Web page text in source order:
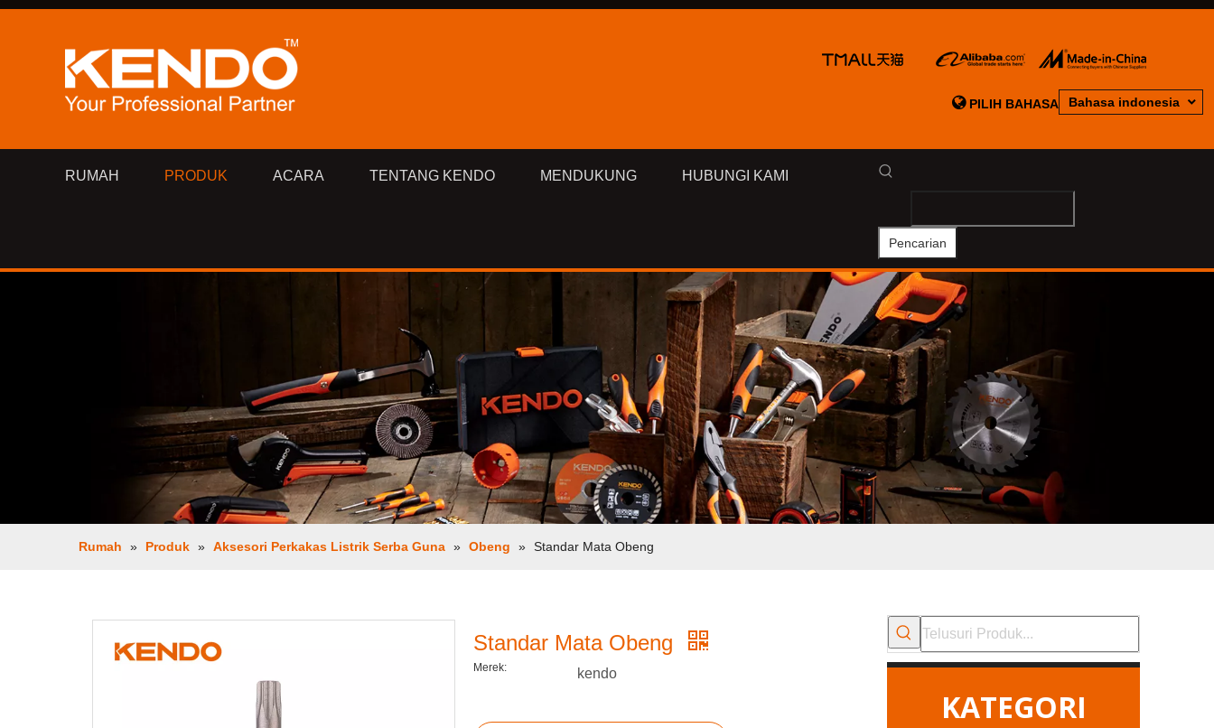
PILIH BAHASA Bahasa indonesia
RUMAH PRODUK ACARA TENTANG KENDO MENDUKUNG HUBUNGI KAMI
Pencarian
Rumah » Produk » Aksesori Perkakas Listrik Serba Guna » Obeng » Standar Mata Obeng
Standar Mata Obeng
Merek: kendo
KATEGORI